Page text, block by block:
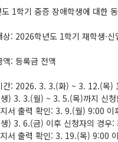
1학기 중증 장애학생에 대한
상: 2026학년도 1학기 재학생·
액: 등록금 전액
간: 2026. 3. 3.(화) ~ 3. 12.(목)
) 3. 3.(월) ~ 3. 5.(목)까지 신청
출력 확인: 3. 9.(월) 9:00 이
) 3. 6.(금) 이후 신청자의 경우:
출력 확인: 3. 19.(목) 9:00 이